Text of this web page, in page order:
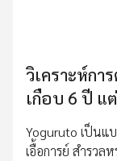
วิเคราะห์กา
เกือบ 6 ปี แ
Yoguruto เป็นแ
เอื้อการย์ สำรว